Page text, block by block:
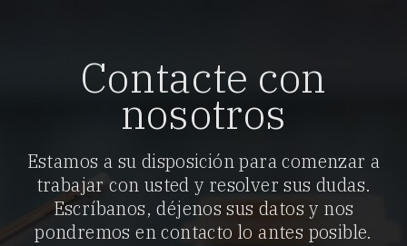
Contacte con
nosotros
Estamos a su disposición para comenzar a
trabajar con usted y resolver sus dudas.
Escríbanos, déjenos sus datos y nos
pondremos en contacto lo antes posible.